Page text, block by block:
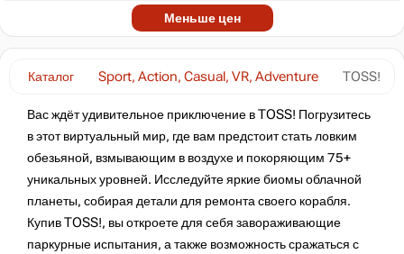
Каталог Sport, Action, Casual, VR, Adventure TOSS!
Вас ждёт удивительное приключение в TOSS! Погрузитесь
в этот виртуальный мир, где вам предстоит стать ловким
обезьяной, взмывающим в воздухе и покоряющим 75+
уникальных уровней. Исследуйте яркие биомы облачной
планеты, собирая детали для ремонта своего корабля.
Купив TOSS!, вы откроете для себя завораживающие
паркурные испытания, а также возможность сражаться с
Меньше цен